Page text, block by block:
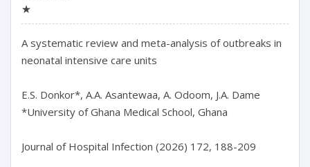
★
A systematic review and meta-analysis of outbreaks in
neonatal intensive care units
E.S. Donkor*, A.A. Asantewaa, A. Odoom, J.A. Dame
*University of Ghana Medical School, Ghana